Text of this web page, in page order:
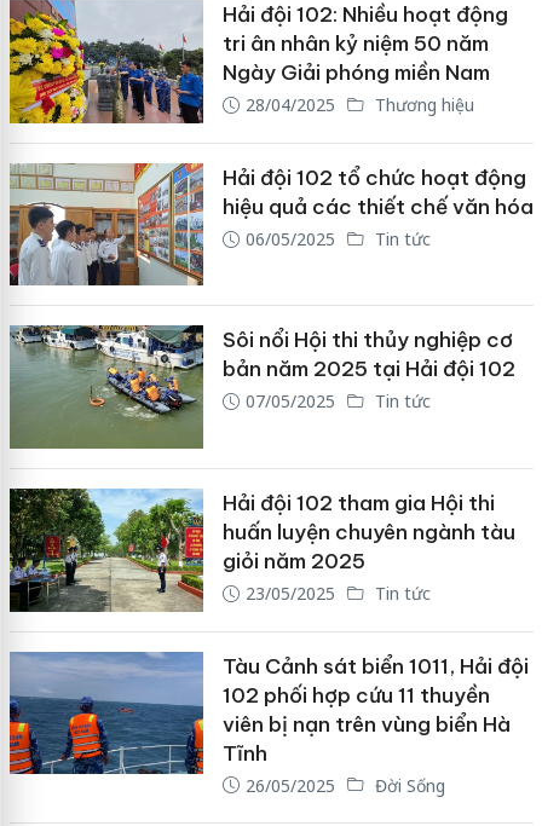
Hải đội 102: Nhiều hoạt động
tri ân nhân kỷ niệm 50 năm
Ngày Giải phóng miền Nam
28/04/2025 Thương hiệu
Hải đội 102 tổ chức hoạt động
hiệu quả các thiết chế văn hóa
06/05/2025 Tin tức
Sôi nổi Hội thi thủy nghiệp cơ
bản năm 2025 tại Hải đội 102
07/05/2025 Tin tức
Hải đội 102 tham gia Hội thi
huấn luyện chuyên ngành tàu
giỏi năm 2025
23/05/2025 Tin tức
Tàu Cảnh sát biển 1011, Hải đội
102 phối hợp cứu 11 thuyền
viên bị nạn trên vùng biển Hà
Tĩnh
26/05/2025 Đời Sống